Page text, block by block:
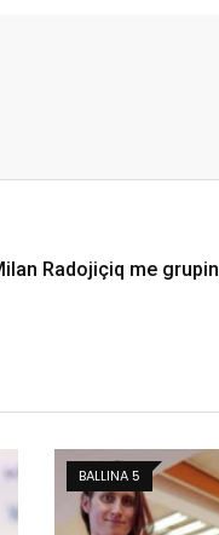
Radojiçiq me grupin
BOTË